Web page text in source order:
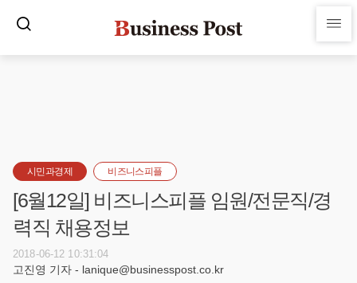
시민과경제 비즈니스피플
[6월12일] 비즈니스피플 임원/전문직/경
력직 채용정보
2018-06-12 10:31:04
고진영 기자 - lanique@businesspost.co.kr